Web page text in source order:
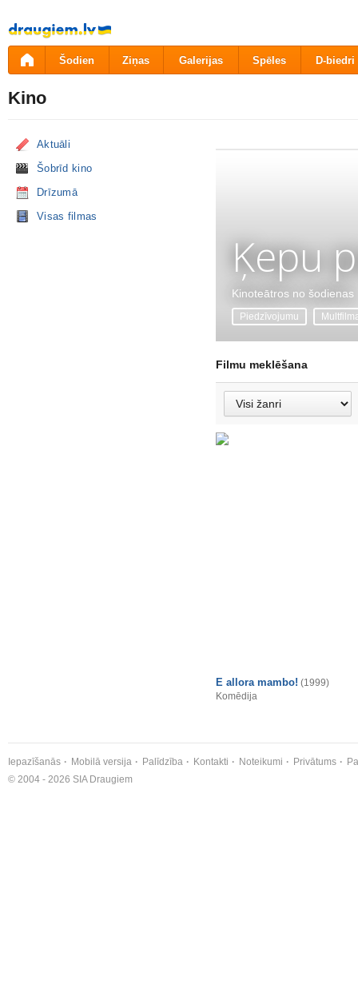
Pāriet
uz
saturu
Šodien Ziņas Galerijas Spēles D-biedri
Kino
Aktuāli
Šobrīd kino
Drīzumā
Visas filmas
Ķepu
Kinoteātros no šodienas
Piedzīvojumu
Filmu meklēšana
E allora mambo! (1999)
Komēdija
Iepazīšanās Mobilā versija Palīdzība Kontakti Noteikumi Privātums
© 2004 - 2026 SIA Draugiem